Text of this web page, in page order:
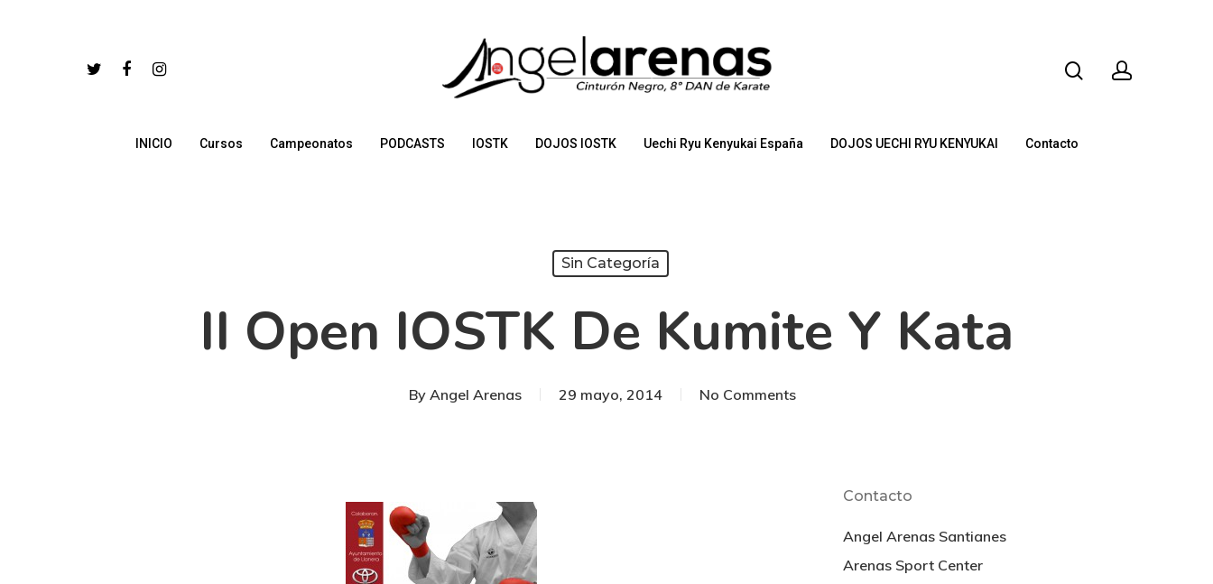
INICIO Cursos Campeonatos PODCASTS IOSTK DOJOS IOSTK Uechi Ryu Kenyukai España DOJOS UECHI RYU KENYUKAI Contacto
Sin Categoría
II Open IOSTK De Kumite Y Kata
By Angel Arenas 29 mayo, 2014 No Comments
Contacto
Angel Arenas Santianes
Arenas Sport Center